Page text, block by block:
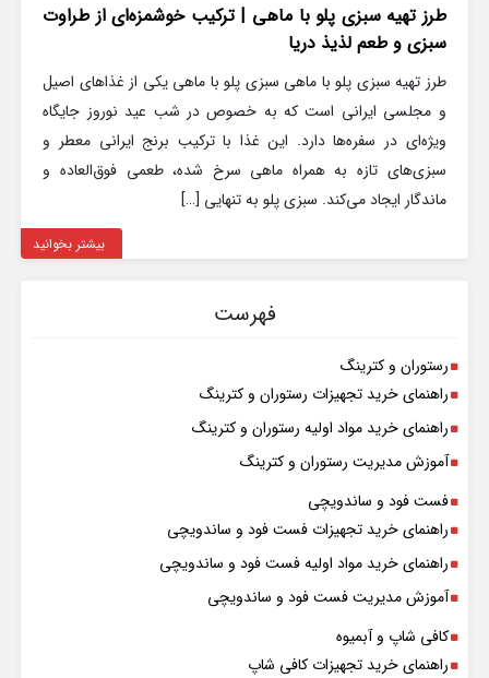
طرز تهیه سبزی پلو با ماهی | ترکیب خوشمزه‌ای از طراوت
سبزی و طعم لذیذ دریا
طرز تهیه سبزی پلو با ماهی سبزی پلو با ماهی یکی از غذاهای اصیل
و مجلسی ایرانی است که به خصوص در شب عید نوروز جایگاه
ویژه‌ای در سفره‌ها دارد. این غذا با ترکیب برنج ایرانی معطر و
سبزی‌های تازه به همراه ماهی سرخ شده، طعمی فوق‌العاده و
ماندگار ایجاد می‌کند. سبزی پلو به تنهایی […]
بیشتر بخوانید
فهرست
رستوران و کترینگ
راهنمای خرید تجهیزات رستوران و کترینگ
راهنمای خرید مواد اولیه رستوران و کترینگ
آموزش مدیریت رستوران و کترینگ
فست فود و ساندویچی
راهنمای خرید تجهیزات فست فود و ساندویچی
راهنمای خرید مواد اولیه فست فود و ساندویچی
آموزش مدیریت فست فود و ساندویچی
کافی شاپ و آبمیوه
راهنمای خرید تجهیزات کافی شاپ